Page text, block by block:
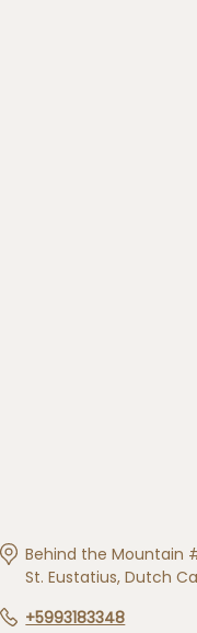
Behind the Mountain
St. Eustatius, Dutch
+5993183348